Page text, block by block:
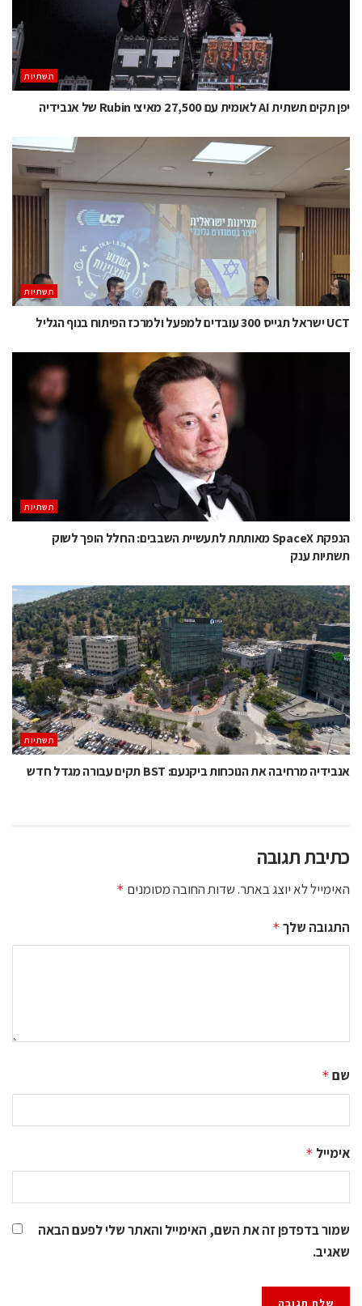
תשתיות
יפן תקים תשתית AI לאומית עם 27,500 מאיצי Rubin של אנבידיה
תשתיות
UCT ישראל תגייס 300 עובדים למפעל ולמרכז הפיתוח בנוף הגליל
תשתיות
הנפקת SpaceX מאותתת לתעשיית השבבים: החלל הופך לשוק
תשתיות ענק
תשתיות
אנבידיה מרחיבה את הנוכחות ביקנעם: BST תקים עבורה מגדל חדש
כתיבת תגובה
האימייל לא יוצג באתר.שדות החובה מסומנים *
התגובה שלך *
שם *
אימייל *
שמור בדפדפן זה את השם, האימייל והאתר שלי לפעם הבאה
שאגיב.